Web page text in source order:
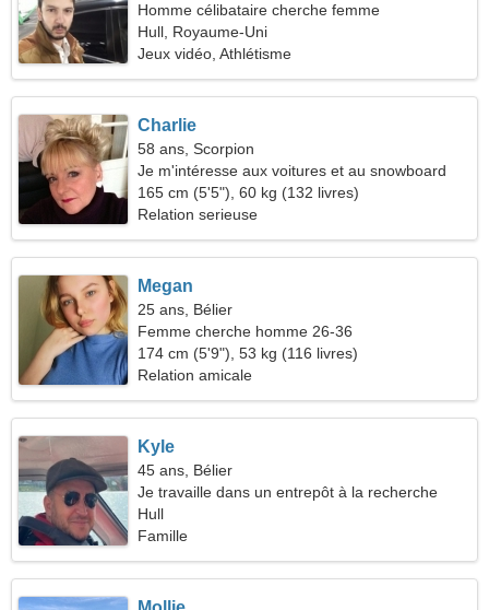
Homme célibataire cherche femme
Hull, Royaume-Uni
Jeux vidéo, Athlétisme
Charlie
58 ans, Scorpion
Je m'intéresse aux voitures et au snowboard
165 cm (5'5"), 60 kg (132 livres)
Relation serieuse
Megan
25 ans, Bélier
Femme cherche homme 26-36
174 cm (5'9"), 53 kg (116 livres)
Relation amicale
Kyle
45 ans, Bélier
Je travaille dans un entrepôt à la recherche
d'une belle femme
Hull
Famille